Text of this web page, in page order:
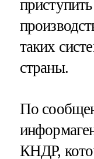
таких
страны.
По
КНДР,